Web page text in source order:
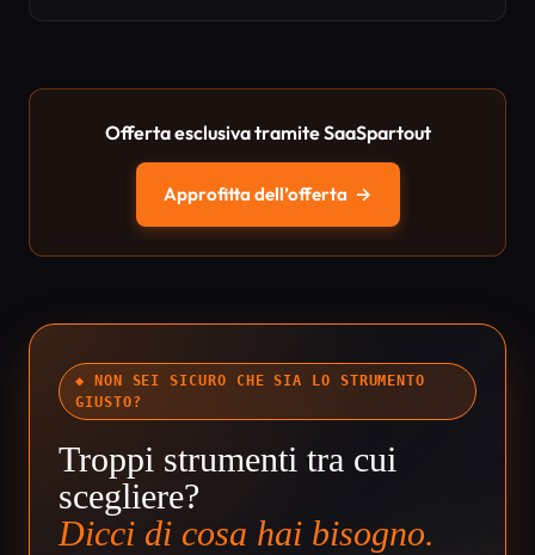
Offerta esclusiva tramite SaaSpartout
Approfitta dell’offerta →
◆ NON SEI SICURO CHE SIA LO STRUMENTO
GIUSTO?
Troppi strumenti tra cui
scegliere?
Dicci di cosa hai bisogno.